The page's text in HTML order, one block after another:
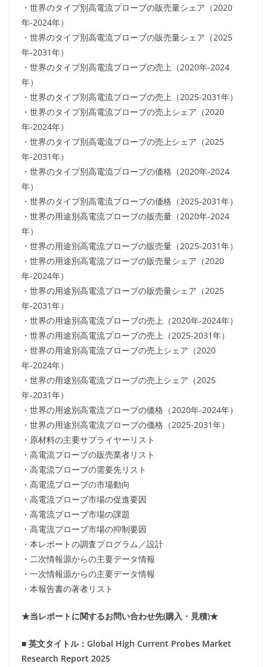
・世界のタイプ別高電流プローブの販売量シェア（2020
年-2024年）
・世界のタイプ別高電流プローブの販売量シェア（2025
年-2031年）
・世界のタイプ別高電流プローブの売上（2020年-2024
年）
・世界のタイプ別高電流プローブの売上（2025-2031年）
・世界のタイプ別高電流プローブの売上シェア（2020
年-2024年）
・世界のタイプ別高電流プローブの売上シェア（2025
年-2031年）
・世界のタイプ別高電流プローブの価格（2020年-2024
年）
・世界のタイプ別高電流プローブの価格（2025-2031年）
・世界の用途別高電流プローブの販売量（2020年-2024
年）
・世界の用途別高電流プローブの販売量（2025-2031年）
・世界の用途別高電流プローブの販売量シェア（2020
年-2024年）
・世界の用途別高電流プローブの販売量シェア（2025
年-2031年）
・世界の用途別高電流プローブの売上（2020年-2024年）
・世界の用途別高電流プローブの売上（2025-2031年）
・世界の用途別高電流プローブの売上シェア（2020
年-2024年）
・世界の用途別高電流プローブの売上シェア（2025
年-2031年）
・世界の用途別高電流プローブの価格（2020年-2024年）
・世界の用途別高電流プローブの価格（2025-2031年）
・原材料の主要サプライヤーリスト
・高電流プローブの販売業者リスト
・高電流プローブの需要先リスト
・高電流プローブの市場動向
・高電流プローブ市場の促進要因
・高電流プローブ市場の課題
・高電流プローブ市場の抑制要因
・本レポートの調査プログラム／設計
・二次情報源からの主要データ情報
・一次情報源からの主要データ情報
・本報告書の著者リスト
★当レポートに関するお問い合わせ先(購入・見積)★
■ 英文タイトル：Global High Current Probes Market
Research Report 2025